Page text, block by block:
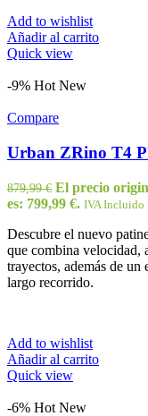
Add to wishlist
Añadir al carrito
Quick view
-9% Hot New
Compare
Urban ZRino T4
879,99€ El precio
es: 799,99 €. IVA Incluido
Descubre el nuevo
que combina velocidad,
trayectos, además de un
largo recorrido.
Add to wishlist
Añadir al carrito
Quick view
-6% Hot New